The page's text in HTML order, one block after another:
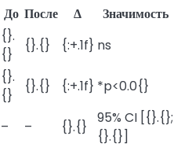
До После Δ
Значимость
{}.
{}
{}.{} {:+.1f} ns
{}.
{}
{}.{} {:+.1f} *p<0.0{}
– – {}.{}
95% CI [{}.{};
{}.{}]